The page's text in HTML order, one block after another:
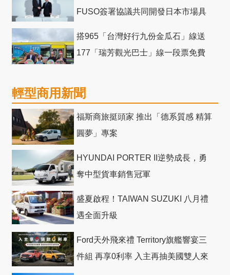
FUSO簽署協議共同開發日本市場具
搭965「台灣好行九份金瓜石」線送
177「瑞芳觀光巴士」線一段票免費
輕型商用新聞
福斯商旅挺頭家 推出「德系質感 精算
圓夢」專案
HYUNDAI PORTER II逆勢成長，勇
奪中型貨車銷售冠軍
盛夏啟程！TAIWAN SUZUKI 八月禮
遇全面升級
Ford天外飛來禮 Territory旗艦響宴三
件組 再享0利率 入主再抽美國雙人來